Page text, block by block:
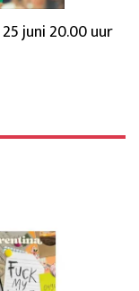
juni 20.00 uur